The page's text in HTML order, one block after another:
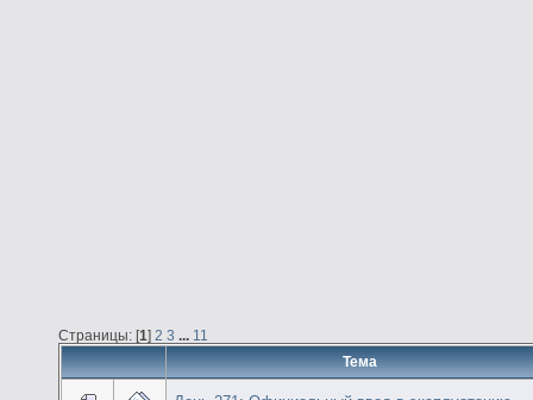
Страницы: [1] 2 3 ... 11
Тема